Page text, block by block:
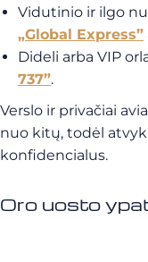
Vidutinio ir ilgo
„Global Express”
Dideli arba VIP
737”.
Verslo ir privačiai
nuo kitų, todėl
konfidencialus.
Oro uosto